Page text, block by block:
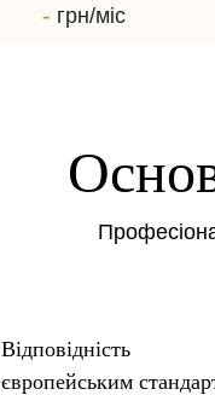
- грн/міс
Відповідність
європейським